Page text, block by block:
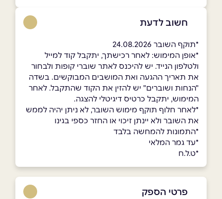
חשוב לדעת
*תוקף השובר 24.08.2026
*אופן המימוש: לאחר רכישתך, יתקבל קוד למייל
ולטלפון הנייד. יש להיכנס לאתר שוברי קופות ולבחור
את תאריך ההגעה ואת המושבים המבוקשים. בשדה
"הנחות ושוברים" יש להזין את הקוד שהתקבל. לאחר
המימוש, יתקבל כרטיס דיגיטלי להצגה.
*לאחר חלוף תוקף מימוש השובר, לא ניתן יהיה לממש
את השובר ולא יינתן זיכוי או החזר כספי בגינו
*התמונות להמחשה בלבד
*עד גמר המלאי
*ט.ל.ח
פרטי הספק